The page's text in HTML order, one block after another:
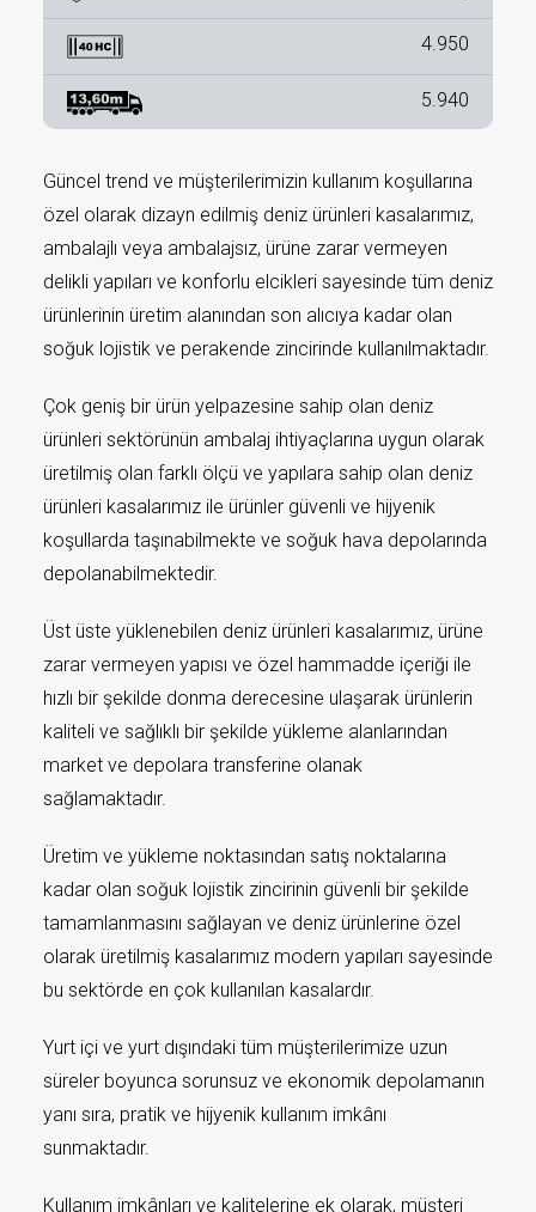
4.950
5.940
Güncel trend ve müşterilerimizin kullanım koşullarına
özel olarak dizayn edilmiş deniz ürünleri kasalarımız,
ambalajlı veya ambalajsız, ürüne zarar vermeyen
delikli yapıları ve konforlu elcikleri sayesinde tüm deniz
ürünlerinin üretim alanından son alıcıya kadar olan
soğuk lojistik ve perakende zincirinde kullanılmaktadır.
Çok geniş bir ürün yelpazesine sahip olan deniz
ürünleri sektörünün ambalaj ihtiyaçlarına uygun olarak
üretilmiş olan farklı ölçü ve yapılara sahip olan deniz
ürünleri kasalarımız ile ürünler güvenli ve hijyenik
koşullarda taşınabilmekte ve soğuk hava depolarında
depolanabilmektedir.
Üst üste yüklenebilen deniz ürünleri kasalarımız, ürüne
zarar vermeyen yapısı ve özel hammadde içeriği ile
hızlı bir şekilde donma derecesine ulaşarak ürünlerin
kaliteli ve sağlıklı bir şekilde yükleme alanlarından
market ve depolara transferine olanak
sağlamaktadır.
Üretim ve yükleme noktasından satış noktalarına
kadar olan soğuk lojistik zincirinin güvenli bir şekilde
tamamlanmasını sağlayan ve deniz ürünlerine özel
olarak üretilmiş kasalarımız modern yapıları sayesinde
bu sektörde en çok kullanılan kasalardır.
Yurt içi ve yurt dışındaki tüm müşterilerimize uzun
süreler boyunca sorunsuz ve ekonomik depolamanın
yanı sıra, pratik ve hijyenik kullanım imkânı
sunmaktadır.
Kullanım imkânları ve kalitelerine ek olarak, müşteri